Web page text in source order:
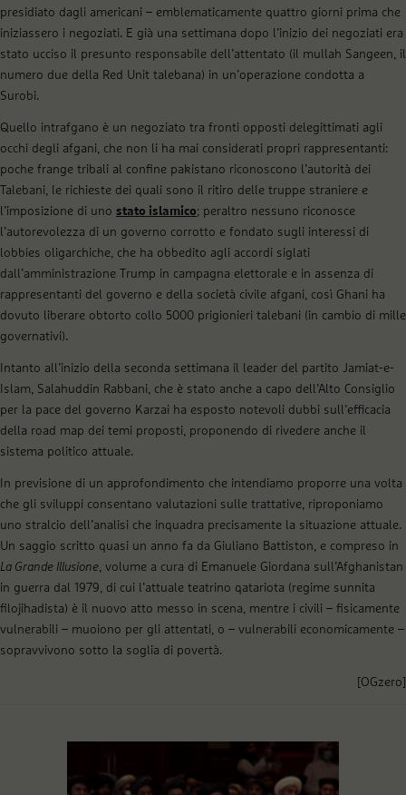
presidiato dagli americani – emblematicamente quattro giorni prima che
iniziassero i negoziati. E già una settimana dopo l’inizio dei negoziati era
stato ucciso il presunto responsabile dell’attentato (il mullah Sangeen, il
numero due della Red Unit talebana) in un’operazione condotta a
Surobi.
Quello intrafgano è un negoziato tra fronti opposti delegittimati agli
occhi degli afgani, che non li ha mai considerati propri rappresentanti:
poche frange tribali al confine pakistano riconoscono l’autorità dei
Talebani, le richieste dei quali sono il ritiro delle truppe straniere e
l’imposizione di uno stato islamico; peraltro nessuno riconosce
l’autorevolezza di un governo corrotto e fondato sugli interessi di
lobbies oligarchiche, che ha obbedito agli accordi siglati
dall’amministrazione Trump in campagna elettorale e in assenza di
rappresentanti del governo e della società civile afgani, così Ghani ha
dovuto liberare obtorto collo 5000 prigionieri talebani (in cambio di mille
governativi).
Intanto all’inizio della seconda settimana il leader del partito Jamiat-e-
Islam, Salahuddin Rabbani, che è stato anche a capo dell’Alto Consiglio
per la pace del governo Karzai ha esposto notevoli dubbi sull’efficacia
della road map dei temi proposti, proponendo di rivedere anche il
sistema politico attuale.
In previsione di un approfondimento che intendiamo proporre una volta
che gli sviluppi consentano valutazioni sulle trattative, riproponiamo
uno stralcio dell’analisi che inquadra precisamente la situazione attuale.
Un saggio scritto quasi un anno fa da Giuliano Battiston, e compreso in
La Grande Illusione, volume a cura di Emanuele Giordana sull’Afghanistan
in guerra dal 1979, di cui l’attuale teatrino qatariota (regime sunnita
filojihadista) è il nuovo atto messo in scena, mentre i civili – fisicamente
vulnerabili – muoiono per gli attentati, o – vulnerabili economicamente –
sopravvivono sotto la soglia di povertà.
[OGzero]